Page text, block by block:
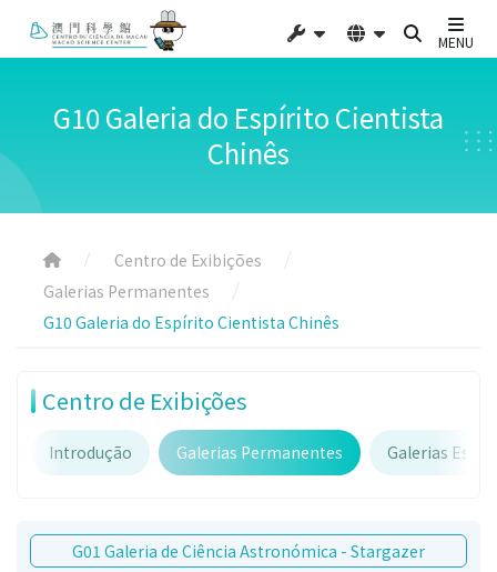
MENU
G10 Galeria do Espírito Cientista
Chinês
Centro de Exibições
Galerias Permanentes
G10 Galeria do Espírito Cientista Chinês
Centro de Exibições
Introdução Galerias Permanentes Galerias
G01 Galeria de Ciência Astronómica - Stargazer